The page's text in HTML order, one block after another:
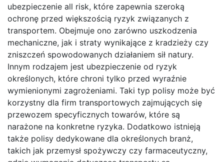
ubezpieczenie all risk, które zapewnia szeroką
ochronę przed większością ryzyk związanych z
transportem. Obejmuje ono zarówno uszkodzenia
mechaniczne, jak i straty wynikające z kradzieży czy
zniszczeń spowodowanych działaniem sił natury.
Innym rodzajem jest ubezpieczenie od ryzyk
określonych, które chroni tylko przed wyraźnie
wymienionymi zagrożeniami. Taki typ polisy może być
korzystny dla firm transportowych zajmujących się
przewozem specyficznych towarów, które są
narażone na konkretne ryzyka. Dodatkowo istnieją
także polisy dedykowane dla określonych branż,
takich jak przemysł spożywczy czy farmaceutyczny,